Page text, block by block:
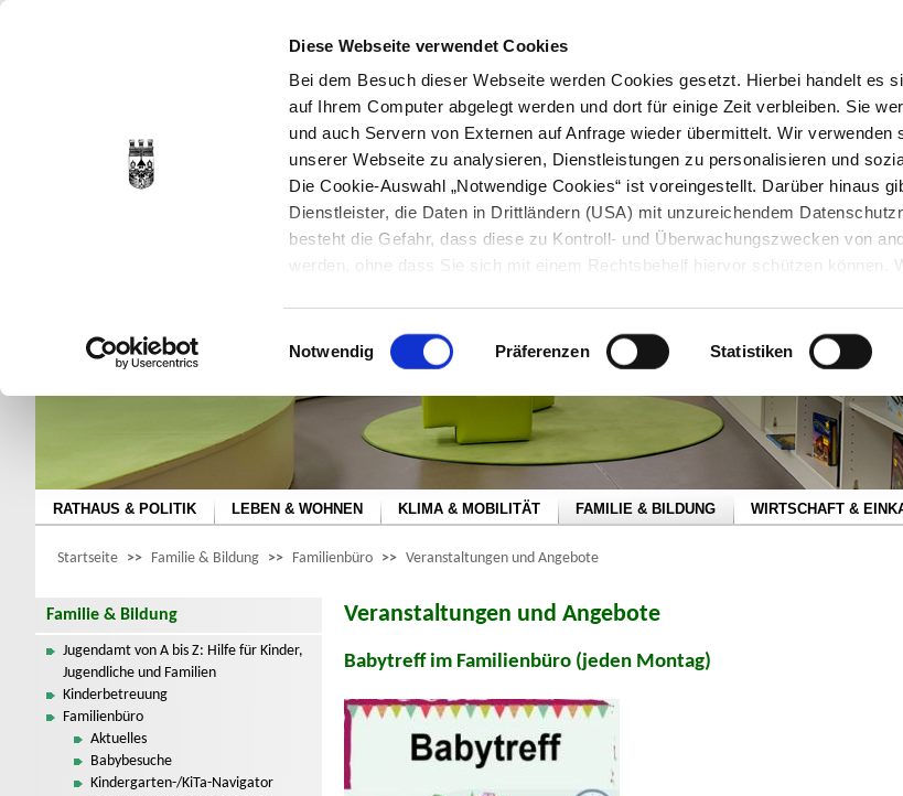
Diese Webseite verwendet Cookies
Bei dem Besuch dieser Webseite werden Cookies gesetzt. Hierbei handelt es
auf Ihrem Computer abgelegt werden und dort für einige Zeit verbleiben. Sie
und auch Servern von Externen auf Anfrage wieder übermittelt. Wir verwenden
unserer Webseite zu analysieren, Dienstleistungen zu personalisieren und
Die Cookie-Auswahl „Notwendige Cookies“ ist voreingestellt. Darüber hinaus
Dienstleister, die Daten in Drittländern (USA) mit unzureichendem
besteht die Gefahr, dass diese zu Kontroll- und Überwachungszwecken von
werden, ohne dass Sie sich mit einem Rechtsbehelf hiervor schützen können.
Datenschutzerklärung
entnehmen. Die von Ihnen getroffene Auswahl der
jederzeit mit Wirkung für die Zukunft angepasst oder
werden.
Einwilligungsauswahl
Notwendig Präferenzen Statistiken
STARTSEITE
RATHAUS & POLITIK LEBEN & WOHNEN KLIMA & MOBILITÄT FAMILIE & BILDUNG WIRTSCHAFT &
Startseite >> Familie & Bildung >> Familienbüro >> Veranstaltungen und Angebote
Familie & Bildung
Jugendamt von A bis Z: Hilfe für Kinder,
Jugendliche und Familien
Kinderbetreuung
Familienbüro
Aktuelles
Babybesuche
Kindergarten-/KiTa-Navigator
Veranstaltungen und Angebote
Babytreff im Familienbüro (jeden Montag)